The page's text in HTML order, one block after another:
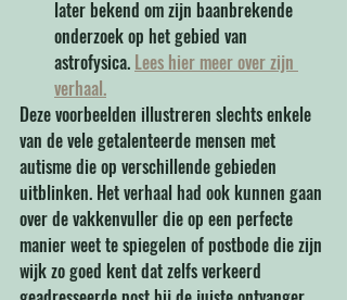
later bekend om zijn baanbrekende
onderzoek op het gebied van
astrofysica. Lees hier meer over zijn
verhaal.
Deze voorbeelden illustreren slechts enkele
van de vele getalenteerde mensen met
autisme die op verschillende gebieden
uitblinken. Het verhaal had ook kunnen gaan
over de vakkenvuller die op een perfecte
manier weet te spiegelen of postbode die zijn
wijk zo goed kent dat zelfs verkeerd